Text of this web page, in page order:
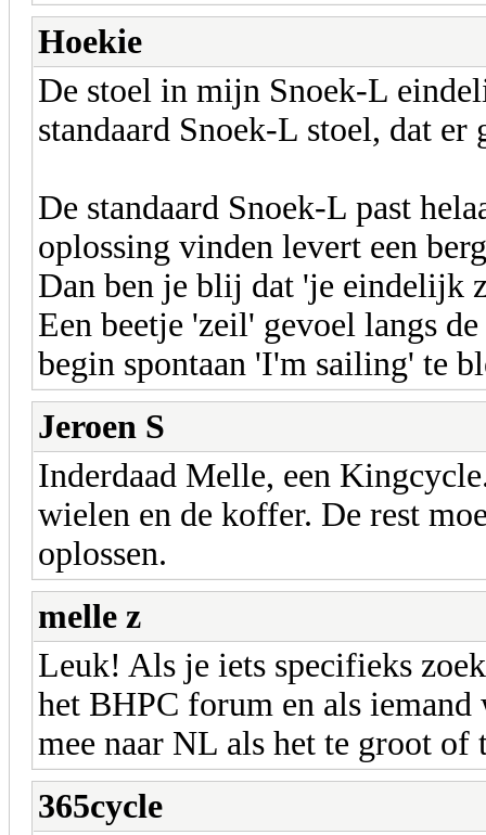
Hoekie
De stoel in mijn Snoek-L
standaard Snoek-L stoel, dat er
De standaard Snoek-L past
oplossing vinden levert een
Dan ben je blij dat 'je eindelijk
Een beetje 'zeil' gevoel langs
begin spontaan 'I'm sailing' te
Jeroen S
Inderdaad Melle, een
wielen en de koffer. De rest
oplossen.
melle z
Leuk! Als je iets specifieks
het BHPC forum en als
mee naar NL als het te groot of
365cycle